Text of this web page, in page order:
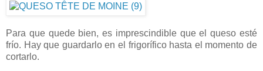
Para que quede bien, es imprescindible que el queso esté
frío. Hay que guardarlo en el frigorífico hasta el momento de
cortarlo.